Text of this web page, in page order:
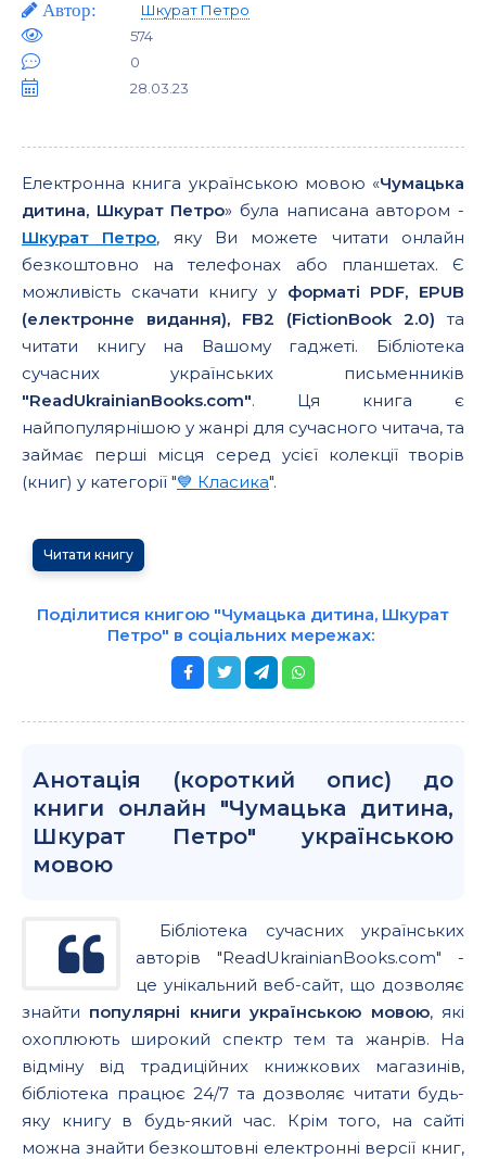
Автор:
Шкурат Петро
574
0
28.03.23
Електронна книга українською мовою «Чумацька
дитина, Шкурат Петро» була написана автором -
Шкурат Петро, яку Ви можете читати онлайн
безкоштовно на телефонах або планшетах. Є
можливість скачати книгу у форматі PDF, EPUB
(електронне видання), FB2 (FictionBook 2.0) та
читати книгу на Вашому гаджеті. Бібліотека
сучасних українських письменників
"ReadUkrainianBooks.com". Ця книга є
найпопулярнішою у жанрі для сучасного читача, та
займає перші місця серед усієї колекції творів
(книг) у категорії "💙 Класика".
Читати книгу
Поділитися книгою "Чумацька дитина, Шкурат
Петро" в соціальних мережах:
Анотація (короткий опис) до
книги онлайн "Чумацька дитина,
Шкурат Петро" українською
мовою
Бібліотека сучасних українських
авторів "ReadUkrainianBooks.com" -
це унікальний веб-сайт, що дозволяє
знайти популярні книги українською мовою, які
охоплюють широкий спектр тем та жанрів. На
відміну від традиційних книжкових магазинів,
бібліотека працює 24/7 та дозволяє читати будь-
яку книгу в будь-який час. Крім того, на сайті
можна знайти безкоштовні електронні версії книг,